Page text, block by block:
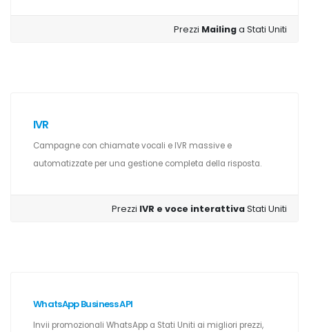
Prezzi Mailinga Stati Uniti
IVR
Campagne con chiamate vocali e IVR massive e
automatizzate per una gestione completa della risposta.
Prezzi IVR e voce interattivaStati Uniti
WhatsApp Business API
Invii promozionali WhatsApp a Stati Uniti ai migliori prezzi,